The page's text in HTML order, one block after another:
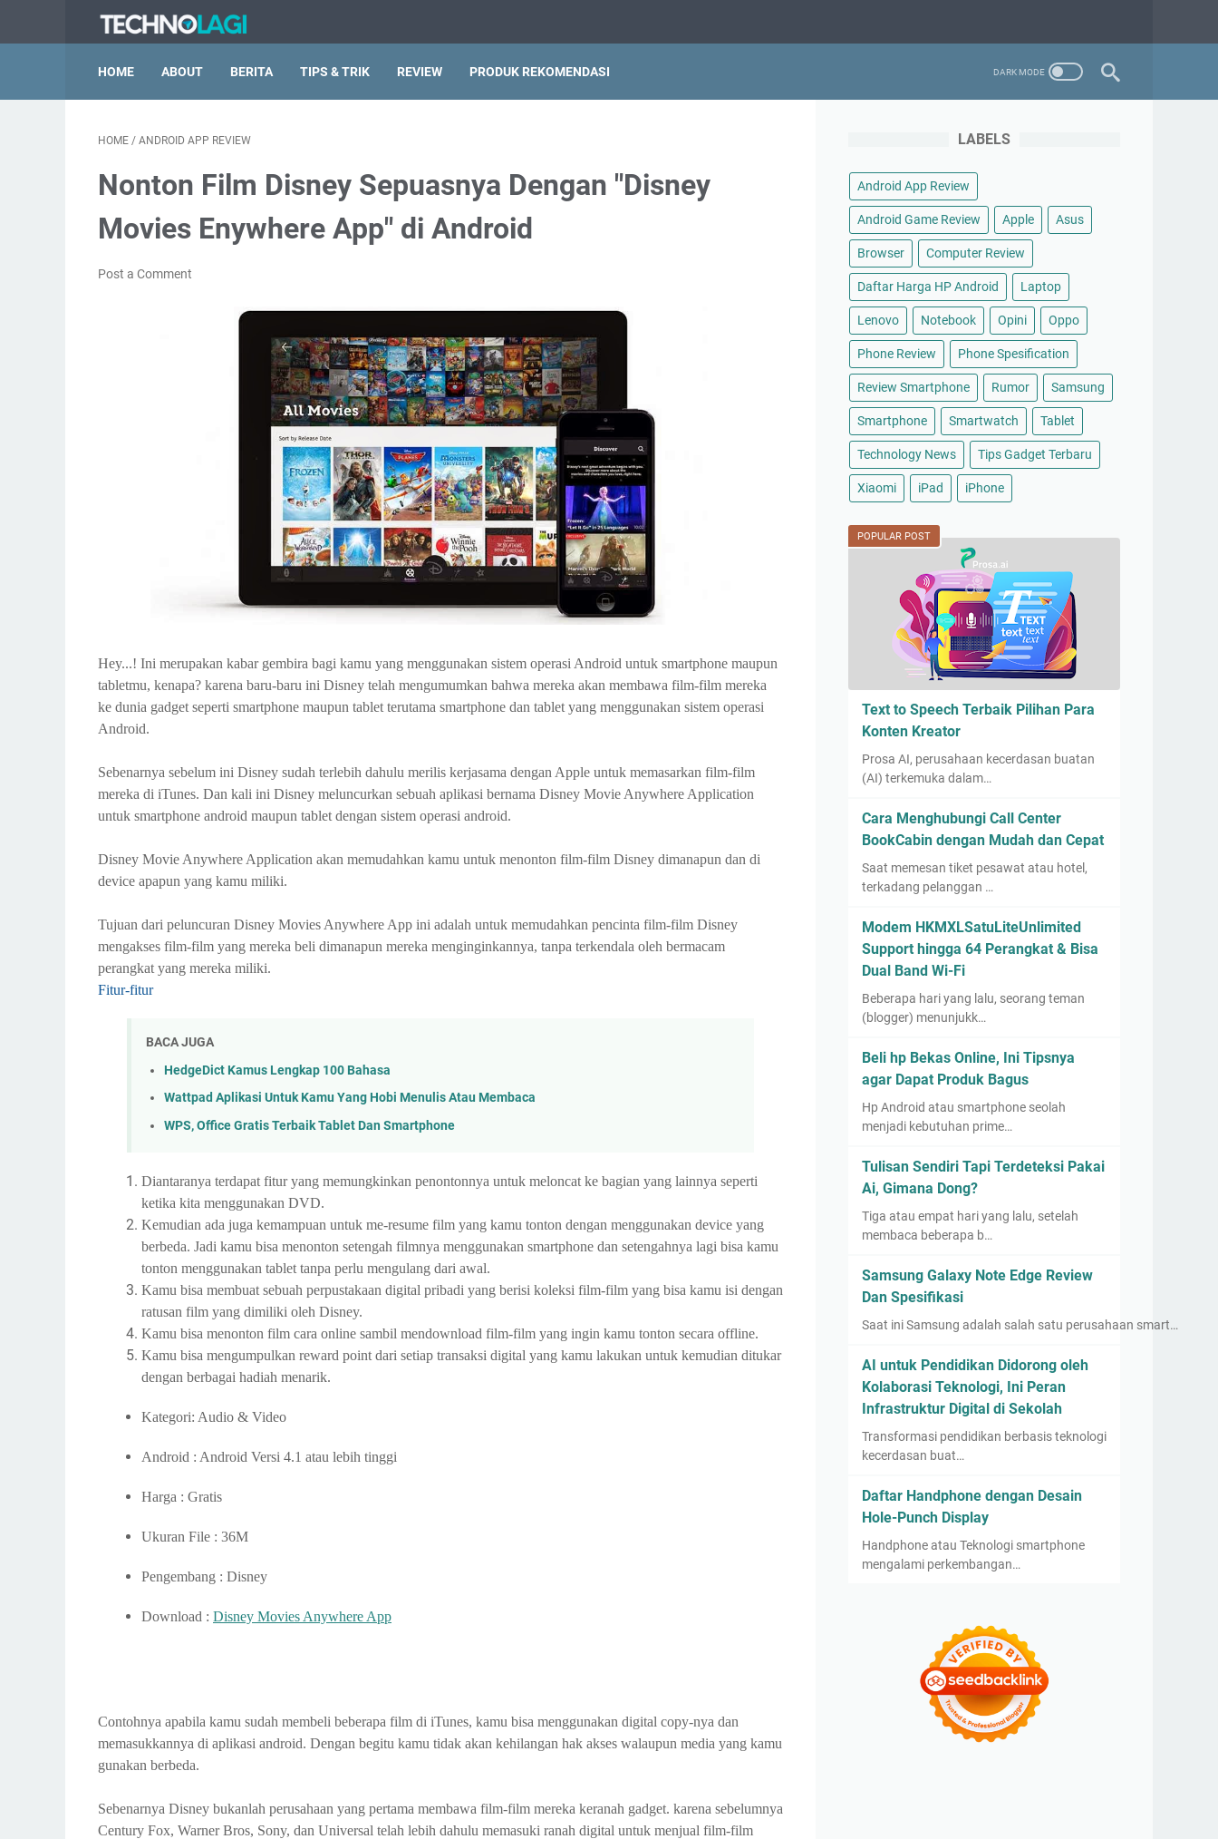
HOME ABOUT BERITA TIPS & TRIK REVIEW PRODUK REKOMENDASI
HOME / ANDROID APP REVIEW
Nonton Film Disney Sepuasnya Dengan "Disney
Movies Enywhere App" di Android
Post a Comment
Hey...! Ini merupakan kabar gembira bagi kamu yang menggunakan sistem operasi Android untuk smartphone maupun
tabletmu, kenapa? karena baru-baru ini Disney telah mengumumkan bahwa mereka akan membawa film-film mereka
ke dunia gadget seperti smartphone maupun tablet terutama smartphone dan tablet yang menggunakan sistem operasi
Android.
Sebenarnya sebelum ini Disney sudah terlebih dahulu merilis kerjasama dengan Apple untuk memasarkan film-film
mereka di iTunes. Dan kali ini Disney meluncurkan sebuah aplikasi bernama Disney Movie Anywhere Application
untuk smartphone android maupun tablet dengan sistem operasi android.
Disney Movie Anywhere Application akan memudahkan kamu untuk menonton film-film Disney dimanapun dan di
device apapun yang kamu miliki.
Tujuan dari peluncuran Disney Movies Anywhere App ini adalah untuk memudahkan pencinta film-film Disney
mengakses film-film yang mereka beli dimanapun mereka menginginkannya, tanpa terkendala oleh bermacam
perangkat yang mereka miliki.
Fitur-fitur
BACA JUGA
HedgeDict Kamus Lengkap 100 Bahasa
Wattpad Aplikasi Untuk Kamu Yang Hobi Menulis Atau Membaca
WPS, Office Gratis Terbaik Tablet Dan Smartphone
Diantaranya terdapat fitur yang memungkinkan penontonnya untuk meloncat ke bagian yang lainnya seperti
ketika kita menggunakan DVD.
Kemudian ada juga kemampuan untuk me-resume film yang kamu tonton dengan menggunakan device yang
berbeda. Jadi kamu bisa menonton setengah filmnya menggunakan smartphone dan setengahnya lagi bisa kamu
tonton menggunakan tablet tanpa perlu mengulang dari awal.
Kamu bisa membuat sebuah perpustakaan digital pribadi yang berisi koleksi film-film yang bisa kamu isi dengan
ratusan film yang dimiliki oleh Disney.
Kamu bisa menonton film cara online sambil mendownload film-film yang ingin kamu tonton secara offline.
Kamu bisa mengumpulkan reward point dari setiap transaksi digital yang kamu lakukan untuk kemudian ditukar
dengan berbagai hadiah menarik.
Kategori: Audio & Video
Android : Android Versi 4.1 atau lebih tinggi
Harga : Gratis
Ukuran File : 36M
Pengembang : Disney
Download : Disney Movies Anywhere App
Contohnya apabila kamu sudah membeli beberapa film di iTunes, kamu bisa menggunakan digital copy-nya dan
memasukkannya di aplikasi android. Dengan begitu kamu tidak akan kehilangan hak akses walaupun media yang kamu
gunakan berbeda.
Sebenarnya Disney bukanlah perusahaan yang pertama membawa film-film mereka keranah gadget. karena sebelumnya
Century Fox, Warner Bros, Sony, dan Universal telah lebih dahulu memasuki ranah digital untuk menjual film-film
LABELS
Android App Review
Android Game Review Apple Asus
Browser Computer Review
Daftar Harga HP Android Laptop
Lenovo Notebook Opini Oppo
Phone Review Phone Spesification
Review Smartphone Rumor Samsung
Smartphone Smartwatch Tablet
Technology News Tips Gadget Terbaru
Xiaomi iPad iPhone
POPULAR POST
Text to Speech Terbaik Pilihan Para
Konten Kreator
Prosa AI, perusahaan kecerdasan buatan
(AI) terkemuka dalam…
Cara Menghubungi Call Center
BookCabin dengan Mudah dan Cepat
Saat memesan tiket pesawat atau hotel,
terkadang pelanggan …
Modem HKMXLSatuLiteUnlimited
Support hingga 64 Perangkat & Bisa
Dual Band Wi-Fi
Beberapa hari yang lalu, seorang teman
(blogger) menunjukk…
Beli hp Bekas Online, Ini Tipsnya
agar Dapat Produk Bagus
Hp Android atau smartphone seolah
menjadi kebutuhan prime…
Tulisan Sendiri Tapi Terdeteksi Pakai
Ai, Gimana Dong?
Tiga atau empat hari yang lalu, setelah
membaca beberapa b…
Samsung Galaxy Note Edge Review
Dan Spesifikasi
Saat ini Samsung adalah salah satu perusahaan smart…
AI untuk Pendidikan Didorong oleh
Kolaborasi Teknologi, Ini Peran
Infrastruktur Digital di Sekolah
Transformasi pendidikan berbasis teknologi
kecerdasan buat…
Daftar Handphone dengan Desain
Hole-Punch Display
Handphone atau Teknologi smartphone
mengalami perkembangan…